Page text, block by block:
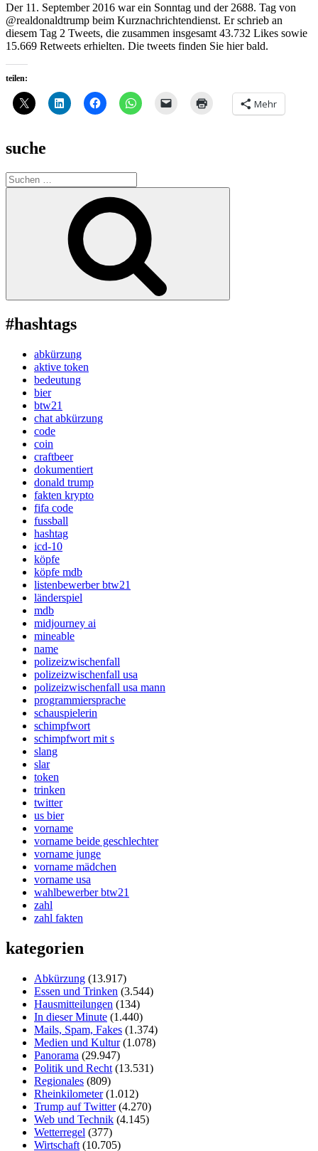
Der 11. September 2016 war ein Sonntag und der 2688. Tag von
@realdonaldtrump beim Kurznachrichtendienst. Er schrieb an
diesem Tag 2 Tweets, die zusammen insgesamt 43.732 Likes sowie
15.669 Retweets erhielten. Die tweets finden Sie hier bald.
teilen:
Mehr
suche
Suche
nach:
#hashtags
abkürzung
aktive token
bedeutung
bier
btw21
chat abkürzung
code
coin
craftbeer
dokumentiert
donald trump
fakten krypto
fifa code
fussball
hashtag
icd-10
köpfe
köpfe mdb
listenbewerber btw21
länderspiel
mdb
midjourney ai
mineable
name
polizeizwischenfall
polizeizwischenfall usa
polizeizwischenfall usa mann
programmiersprache
schauspielerin
schimpfwort
schimpfwort mit s
slang
slar
token
trinken
twitter
us bier
vorname
vorname beide geschlechter
vorname junge
vorname mädchen
vorname usa
wahlbewerber btw21
zahl
zahl fakten
kategorien
Abkürzung (13.917)
Essen und Trinken (3.544)
Hausmitteilungen (134)
In dieser Minute (1.440)
Mails, Spam, Fakes (1.374)
Medien und Kultur(1.078)
Panorama (29.947)
Politik und Recht (13.531)
Regionales (809)
Rheinkilometer(1.012)
Trump auf Twitter(4.270)
Web und Technik (4.145)
Wetterregel (377)
Wirtschaft (10.705)